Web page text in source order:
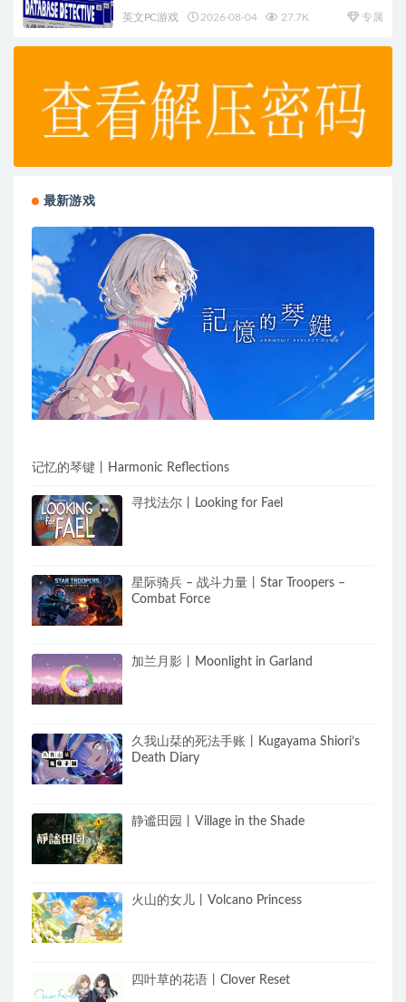
英文PC游戏 2026-08-04 27.7K 专属
最新游戏
记忆的琴键丨Harmonic Reflections
寻找法尔丨Looking for Fael
星际骑兵 – 战斗力量丨Star Troopers –
Combat Force
加兰月影丨Moonlight in Garland
久我山栞的死法手账丨Kugayama Shiori’s
Death Diary
静谧田园丨Village in the Shade
火山的女儿丨Volcano Princess
四叶草的花语丨Clover Reset